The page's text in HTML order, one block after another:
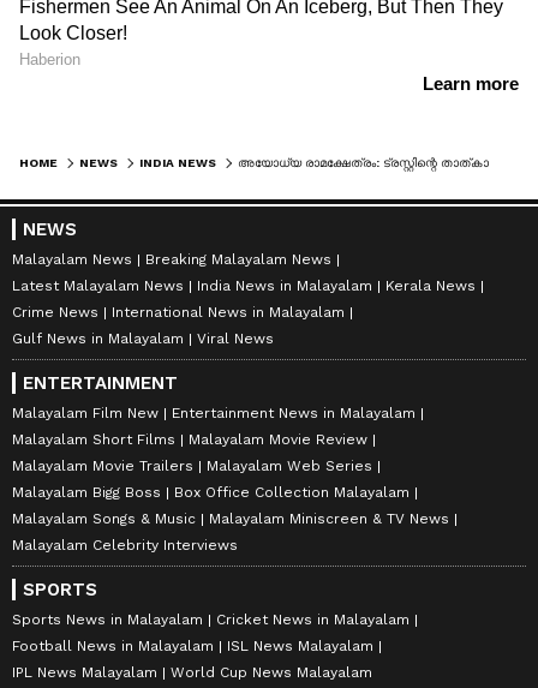
HOME NEWS INDIA NEWS
NEWS
Malayalam News
Breaking Malayalam News
Latest Malayalam News
India News in Malayalam
Kerala News
Crime News
International News in Malayalam
Gulf News in Malayalam
Viral News
ENTERTAINMENT
Malayalam Film New
Entertainment News in Malayalam
Malayalam Short Films
Malayalam Movie Review
Malayalam Movie Trailers
Malayalam Web Series
Malayalam Bigg Boss
Box Office Collection Malayalam
Malayalam Songs & Music
Malayalam Miniscreen & TV News
Malayalam Celebrity Interviews
SPORTS
Sports News in Malayalam
Cricket News in Malayalam
Football News in Malayalam
ISL News Malayalam
IPL News Malayalam
World Cup News Malayalam